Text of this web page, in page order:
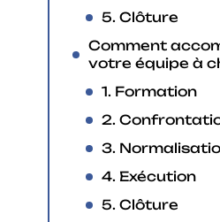
5. Clôture
Comment
votre équipe à
1. Formation
2.
3.
4. Exécution
5. Clôture